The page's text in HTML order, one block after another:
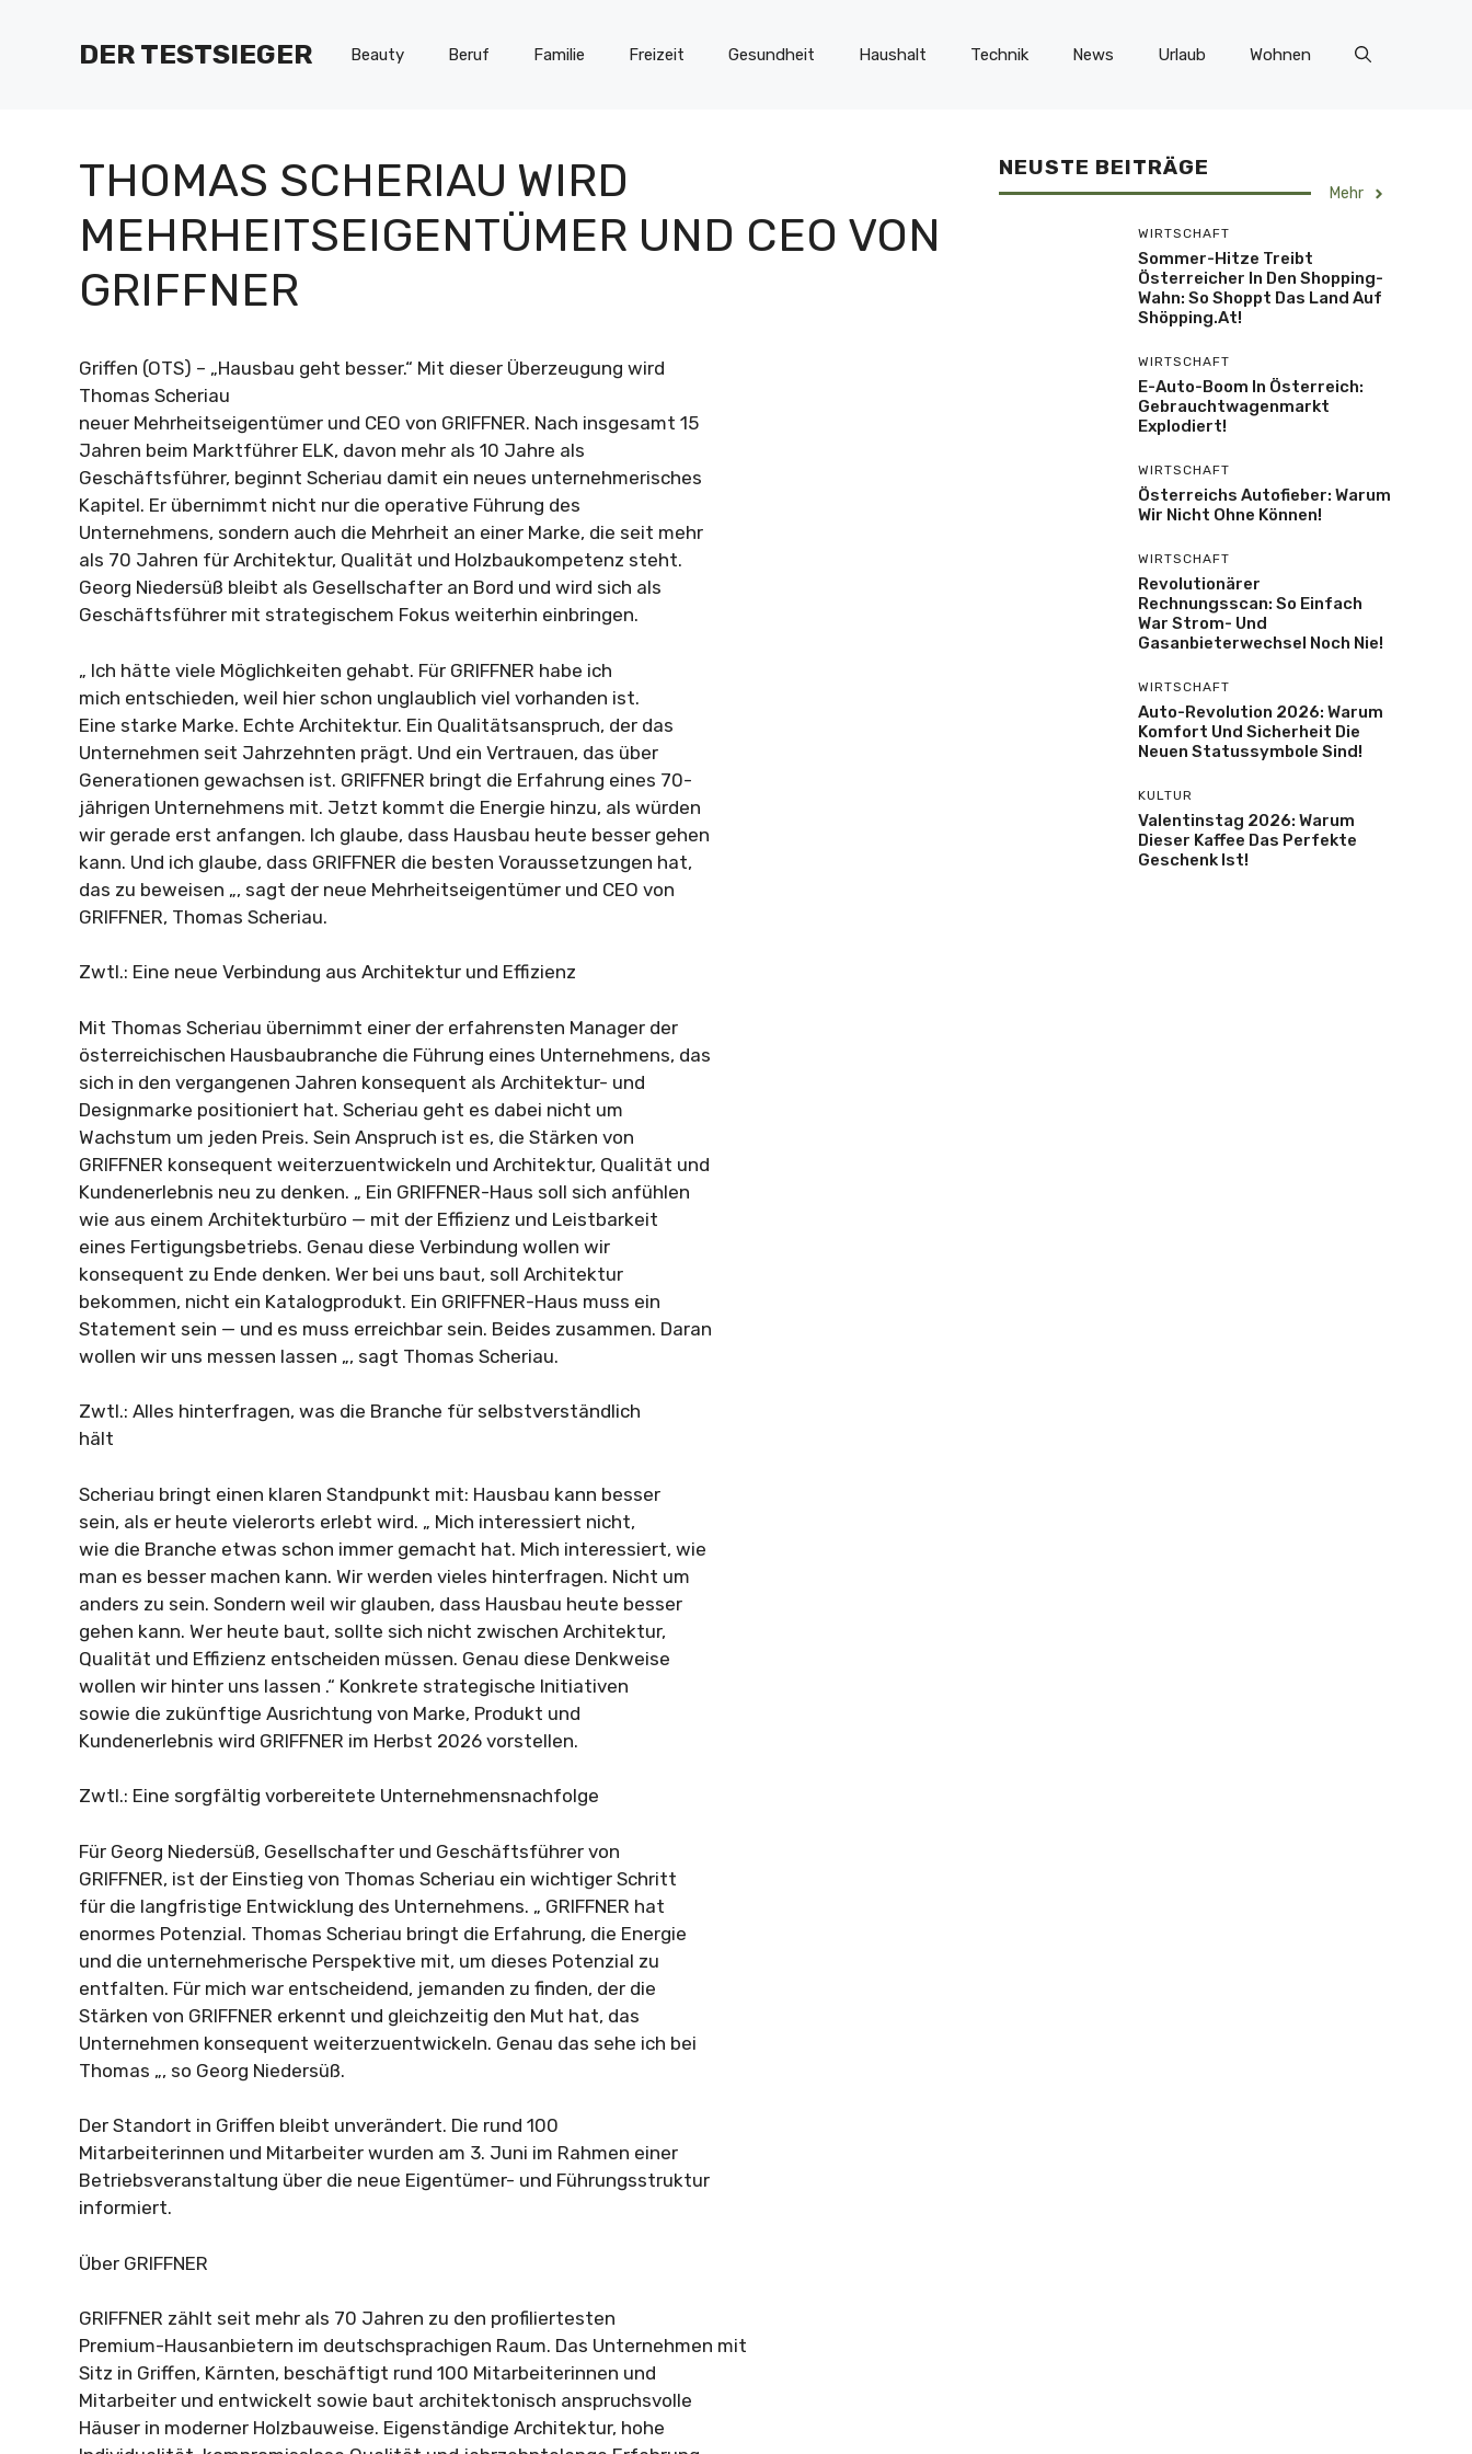
DER TESTSIEGER Beauty Beruf Familie Freizeit Gesundheit Haushalt Technik News Urlaub Wohnen
THOMAS SCHERIAU WIRD
MEHRHEITSEIGENTÜMER UND CEO VON
GRIFFNER
Griffen (OTS) – „Hausbau geht besser.“ Mit dieser Überzeugung wird
Thomas Scheriau
neuer Mehrheitseigentümer und CEO von GRIFFNER. Nach insgesamt 15
Jahren beim Marktführer ELK, davon mehr als 10 Jahre als
Geschäftsführer, beginnt Scheriau damit ein neues unternehmerisches
Kapitel. Er übernimmt nicht nur die operative Führung des
Unternehmens, sondern auch die Mehrheit an einer Marke, die seit mehr
als 70 Jahren für Architektur, Qualität und Holzbaukompetenz steht.
Georg Niedersüß bleibt als Gesellschafter an Bord und wird sich als
Geschäftsführer mit strategischem Fokus weiterhin einbringen.
„ Ich hätte viele Möglichkeiten gehabt. Für GRIFFNER habe ich
mich entschieden, weil hier schon unglaublich viel vorhanden ist.
Eine starke Marke. Echte Architektur. Ein Qualitätsanspruch, der das
Unternehmen seit Jahrzehnten prägt. Und ein Vertrauen, das über
Generationen gewachsen ist. GRIFFNER bringt die Erfahrung eines 70-
jährigen Unternehmens mit. Jetzt kommt die Energie hinzu, als würden
wir gerade erst anfangen. Ich glaube, dass Hausbau heute besser gehen
kann. Und ich glaube, dass GRIFFNER die besten Voraussetzungen hat,
das zu beweisen „, sagt der neue Mehrheitseigentümer und CEO von
GRIFFNER, Thomas Scheriau.
Zwtl.: Eine neue Verbindung aus Architektur und Effizienz
Mit Thomas Scheriau übernimmt einer der erfahrensten Manager der
österreichischen Hausbaubranche die Führung eines Unternehmens, das
sich in den vergangenen Jahren konsequent als Architektur- und
Designmarke positioniert hat. Scheriau geht es dabei nicht um
Wachstum um jeden Preis. Sein Anspruch ist es, die Stärken von
GRIFFNER konsequent weiterzuentwickeln und Architektur, Qualität und
Kundenerlebnis neu zu denken. „ Ein GRIFFNER-Haus soll sich anfühlen
wie aus einem Architekturbüro — mit der Effizienz und Leistbarkeit
eines Fertigungsbetriebs. Genau diese Verbindung wollen wir
konsequent zu Ende denken. Wer bei uns baut, soll Architektur
bekommen, nicht ein Katalogprodukt. Ein GRIFFNER-Haus muss ein
Statement sein — und es muss erreichbar sein. Beides zusammen. Daran
wollen wir uns messen lassen „, sagt Thomas Scheriau.
Zwtl.: Alles hinterfragen, was die Branche für selbstverständlich
hält
Scheriau bringt einen klaren Standpunkt mit: Hausbau kann besser
sein, als er heute vielerorts erlebt wird. „ Mich interessiert nicht,
wie die Branche etwas schon immer gemacht hat. Mich interessiert, wie
man es besser machen kann. Wir werden vieles hinterfragen. Nicht um
anders zu sein. Sondern weil wir glauben, dass Hausbau heute besser
gehen kann. Wer heute baut, sollte sich nicht zwischen Architektur,
Qualität und Effizienz entscheiden müssen. Genau diese Denkweise
wollen wir hinter uns lassen .“ Konkrete strategische Initiativen
sowie die zukünftige Ausrichtung von Marke, Produkt und
Kundenerlebnis wird GRIFFNER im Herbst 2026 vorstellen.
Zwtl.: Eine sorgfältig vorbereitete Unternehmensnachfolge
Für Georg Niedersüß, Gesellschafter und Geschäftsführer von
GRIFFNER, ist der Einstieg von Thomas Scheriau ein wichtiger Schritt
für die langfristige Entwicklung des Unternehmens. „ GRIFFNER hat
enormes Potenzial. Thomas Scheriau bringt die Erfahrung, die Energie
und die unternehmerische Perspektive mit, um dieses Potenzial zu
entfalten. Für mich war entscheidend, jemanden zu finden, der die
Stärken von GRIFFNER erkennt und gleichzeitig den Mut hat, das
Unternehmen konsequent weiterzuentwickeln. Genau das sehe ich bei
Thomas „, so Georg Niedersüß.
Der Standort in Griffen bleibt unverändert. Die rund 100
Mitarbeiterinnen und Mitarbeiter wurden am 3. Juni im Rahmen einer
Betriebsveranstaltung über die neue Eigentümer- und Führungsstruktur
informiert.
Über GRIFFNER
GRIFFNER zählt seit mehr als 70 Jahren zu den profiliertesten
Premium-Hausanbietern im deutschsprachigen Raum. Das Unternehmen mit
Sitz in Griffen, Kärnten, beschäftigt rund 100 Mitarbeiterinnen und
Mitarbeiter und entwickelt sowie baut architektonisch anspruchsvolle
Häuser in moderner Holzbauweise. Eigenständige Architektur, hohe
NEUSTE BEITRÄGE
Mehr
WIRTSCHAFT
Sommer-Hitze Treibt
Österreicher In Den Shopping-
Wahn: So Shoppt Das Land Auf
Shöpping.at!
WIRTSCHAFT
E-Auto-Boom In Österreich:
Gebrauchtwagenmarkt
Explodiert!
WIRTSCHAFT
Österreichs Autofieber: Warum
Wir Nicht Ohne Können!
WIRTSCHAFT
Revolutionärer
Rechnungsscan: So Einfach
War Strom- Und
Gasanbieterwechsel Noch Nie!
WIRTSCHAFT
Auto-Revolution 2026: Warum
Komfort Und Sicherheit Die
Neuen Statussymbole Sind!
KULTUR
Valentinstag 2026: Warum
Dieser Kaffee Das Perfekte
Geschenk Ist!